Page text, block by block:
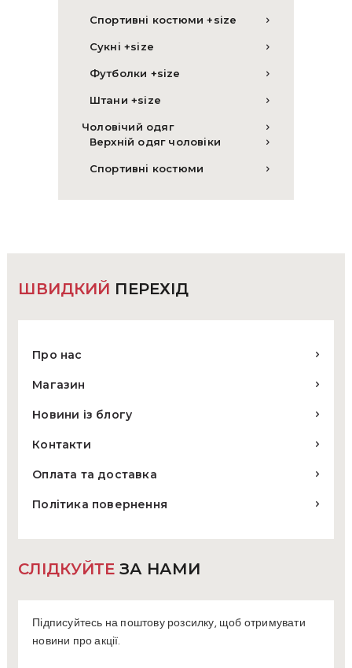
Спортивні костюми +size
Сукні +size
Футболки +size
Штани +size
Чоловічий одяг
Верхній одяг чоловіки
Спортивні костюми
ШВИДКИЙ ПЕРЕХІД
Про нас
Магазин
Новини із блогу
Контакти
Оплата та доставка
Політика повернення
СЛІДКУЙТЕ ЗА НАМИ
Підписуйтесь на поштову розсилку, щоб отримувати
новини про акції.